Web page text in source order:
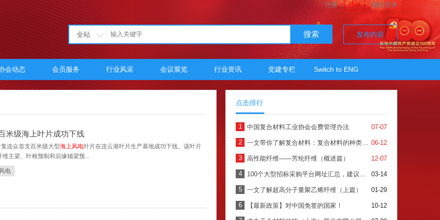
注册 登录 微信登录
全站 搜索 发布内容
会动态 会员服务 行业风采 会议展览 行业资讯 党建专栏 Switch to ENG
米级海上叶片成功下线
连众首支百米级大型海上风电叶片在连云港叶片生产基地成功下线。该叶片
主梁、叶根预制和后缘辅梁预...
电
点击排行
1 07-07
中国复合材料工业协会会费管理办法
2 06-12
一文带你了解复合材料：复合材料的种类、加工及应用
3 12-07
高性能纤维——芳纶纤维（概述篇）
4 03-14
100个大型招标采购平台网址汇总，建议收藏！（上）
5 01-29
一文了解超高分子量聚乙烯纤维（上篇）
6 10-12
【最新政策】对中国免签的国家！